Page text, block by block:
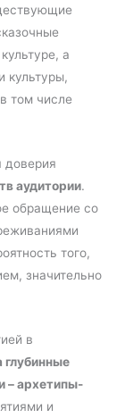
а
культуры,
том числе
доверия
аудитории.
обращение со
того,
значительно
в
глубинные
– архетипы-
и